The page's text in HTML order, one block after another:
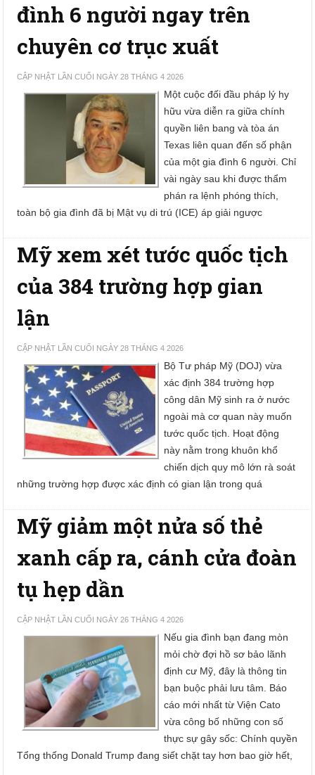
đình 6 người ngay trên
chuyên cơ trục xuất
CẬP NHẬT LẦN CUỐI NGÀY 28 THÁNG 4 2026
Một cuộc đối đầu pháp lý hy
hữu vừa diễn ra giữa chính
quyền liên bang và tòa án
Texas liên quan đến số phận
của một gia đình 6 người. Chỉ
vài ngày sau khi được thẩm
phán ra lệnh phóng thích,
toàn bộ gia đình đã bị Mật vụ di trú (ICE) áp giải ngược
Mỹ xem xét tước quốc tịch
của 384 trường hợp gian
lận
CẬP NHẬT LẦN CUỐI NGÀY 28 THÁNG 4 2026
Bộ Tư pháp Mỹ (DOJ) vừa
xác định 384 trường hợp
công dân Mỹ sinh ra ở nước
ngoài mà cơ quan này muốn
tước quốc tịch. Hoạt động
này nằm trong khuôn khổ
chiến dịch quy mô lớn rà soát
những trường hợp được xác định có gian lận trong quá
Mỹ giảm một nửa số thẻ
xanh cấp ra, cánh cửa đoàn
tụ hẹp dần
CẬP NHẬT LẦN CUỐI NGÀY 26 THÁNG 4 2026
Nếu gia đình bạn đang mòn
mỏi chờ đợi hồ sơ bảo lãnh
định cư Mỹ, đây là thông tin
bạn buộc phải lưu tâm. Báo
cáo mới nhất từ Viện Cato
vừa công bố những con số
thực sự gây sốc: Chính quyền
Tổng thống Donald Trump đang siết chặt tay hơn bao giờ hết,